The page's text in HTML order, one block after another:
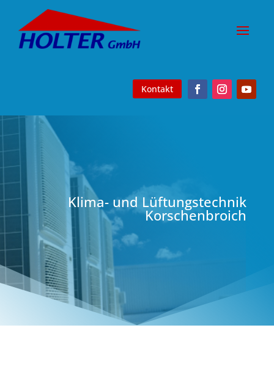
Kontakt
Klima- und Lüftungstechnik
Korschenbroich